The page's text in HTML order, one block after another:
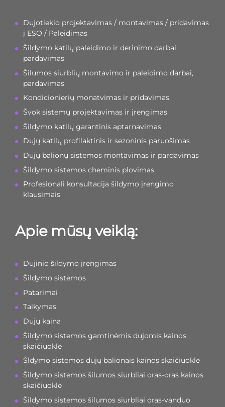
Dujotiekio projektavimas / montavimas / pridavimas
į ESO / Paleidimas
Šildymo katilų paleidimo ir derinimo darbai,
pardavimas
Šilumos siurblių montavimo ir paleidimo darbai,
pardavimas
Kondicionierių monatvimas ir pridavimas
Švok sistemų projektavimas ir įrengimas
Šildymo katilų garantinis aptarnavimas
Dujų katilų profilaktinis ir sezoninis paruošimas
Dujų balionų sistemos montavimas ir pardavimas
Šildymo sistemos cheminis plovimas
Profesionali konsultacija šildymo įrengimo
klausimais
Apie mūsų veiklą:
Dujinio šildymo įrengimas
Šildymo sistemos
Patarimai
Taikymas
Dujų kaina
Šildymo sistemos gamtinėmis dujomis kainos
skaičiuoklė
Šldymo sistemos dujų balionais kainos skaičiuoklė
Šildymo sistemos šilumos siurbliai oras-oras kainos
skaičiuoklė
Šildymo sistemos šilumos siurbliai oras-vanduo